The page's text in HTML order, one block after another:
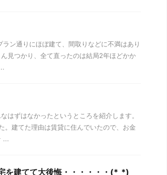
ン通りにほぼ建て、間取りなどに不満はあり
見つかり、全て直ったのは結局2年ほどかか
はずはなかったというところを紹介します。
。建てた理由は賃貸に住んでいたので、お金
...
を建てて大後悔・・・・・・(*_*)